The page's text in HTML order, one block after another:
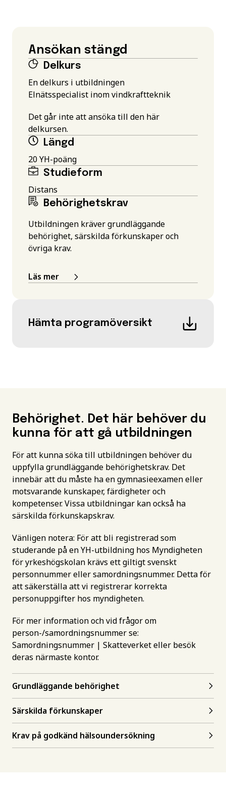
Ansökan stängd
Delkurs
En delkurs i utbildningen
Elnätsspecialist inom vindkraftteknik
Det går inte att ansöka till den här
delkursen.
Längd
20 YH-poäng
Studieform
Distans
Behörighetskrav
Utbildningen kräver grundläggande
behörighet, särskilda förkunskaper och
övriga krav.
Läs mer
Hämta programöversikt
Behörighet. Det här behöver du
kunna för att gå utbildningen
För att kunna söka till utbildningen behöver du
uppfylla grundläggande behörighetskrav. Det
innebär att du måste ha en gymnasieexamen eller
motsvarande kunskaper, färdigheter och
kompetenser. Vissa utbildningar kan också ha
särskilda förkunskapskrav.
Vänligen notera: För att bli registrerad som
studerande på en YH-utbildning hos Myndigheten
för yrkeshögskolan krävs ett giltigt svenskt
personnummer eller samordningsnummer. Detta för
att säkerställa att vi registrerar korrekta
personuppgifter hos myndigheten.
För mer information och vid frågor om
person-/samordningsnummer se:
Samordningsnummer | Skatteverketeller besök
deras närmaste kontor.
Grundläggande behörighet
Särskilda förkunskaper
Krav på godkänd hälsoundersökning